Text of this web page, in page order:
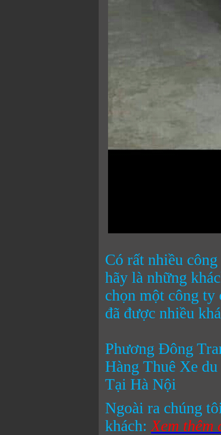
Có rất nhiều
hãy là những
chọn một công ty
đã được nhiều
Phương Đông
Hàng Thuê Xe
Tại Hà Nội
Ngoài ra chúng
khách:Xem thêm